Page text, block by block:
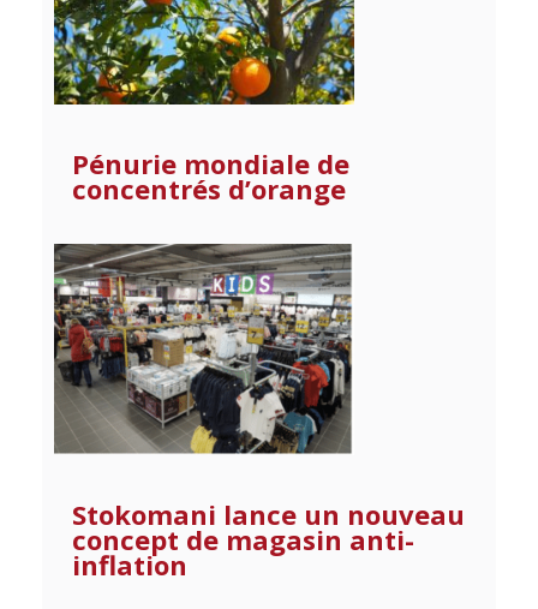
Pénurie mondiale de
concentrés d’orange
Stokomani lance un nouveau
concept de magasin anti-
inflation